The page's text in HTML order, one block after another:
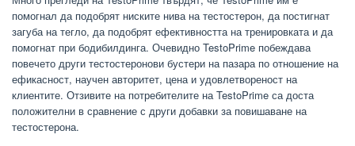
помогнал да подобрят ниските нива на тестостерон, да постигнат
загуба на тегло, да подобрят ефективността на тренировката и да
помогнат при бодибилдинга. Очевидно TestoPrime побеждава
повечето други тестостеронови бустери на пазара по отношение на
ефикасност, научен авторитет, цена и удовлетвореност на
клиентите. Отзивите на потребителите на TestoPrime са доста
положителни в сравнение с други добавки за повишаване на
тестостерона.